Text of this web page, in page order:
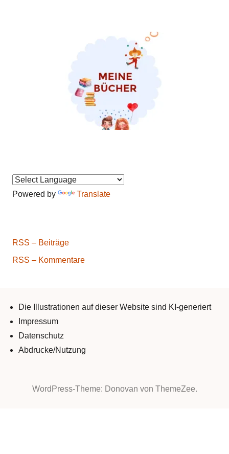
Powered by Translate
RSS – Beiträge
RSS – Kommentare
Die Illustrationen auf dieser Website sind KI-generiert
Impressum
Datenschutz
Abdrucke/Nutzung
WordPress-Theme: Donovan von ThemeZee.